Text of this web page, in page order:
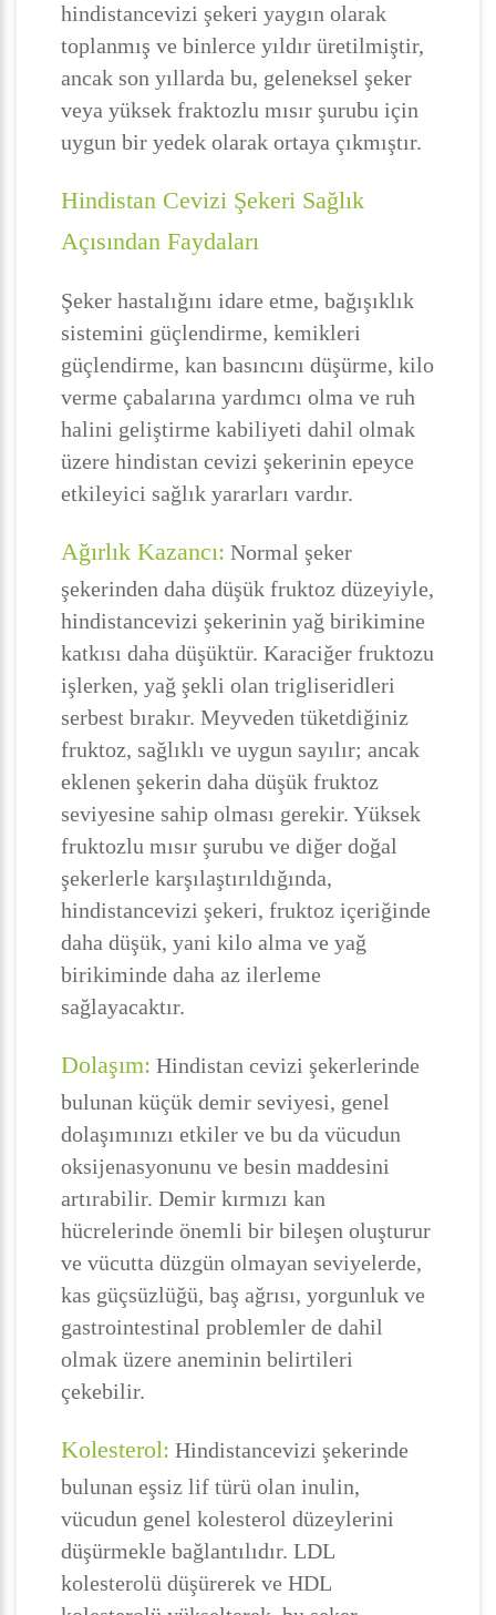
hindistancevizi şekeri yaygın olarak
toplanmış ve binlerce yıldır üretilmiştir,
ancak son yıllarda bu, geleneksel şeker
veya yüksek fraktozlu mısır şurubu için
uygun bir yedek olarak ortaya çıkmıştır.
Hindistan Cevizi Şekeri Sağlık
Açısından Faydaları
Şeker hastalığını idare etme, bağışıklık
sistemini güçlendirme, kemikleri
güçlendirme, kan basıncını düşürme, kilo
verme çabalarına yardımcı olma ve ruh
halini geliştirme kabiliyeti dahil olmak
üzere hindistan cevizi şekerinin epeyce
etkileyici sağlık yararları vardır.
Ağırlık Kazancı: Normal şeker
şekerinden daha düşük fruktoz düzeyiyle,
hindistancevizi şekerinin yağ birikimine
katkısı daha düşüktür. Karaciğer fruktozu
işlerken, yağ şekli olan trigliseridleri
serbest bırakır. Meyveden tüketdiğiniz
fruktoz, sağlıklı ve uygun sayılır; ancak
eklenen şekerin daha düşük fruktoz
seviyesine sahip olması gerekir. Yüksek
fruktozlu mısır şurubu ve diğer doğal
şekerlerle karşılaştırıldığında,
hindistancevizi şekeri, fruktoz içeriğinde
daha düşük, yani kilo alma ve yağ
birikiminde daha az ilerleme
sağlayacaktır.
Dolaşım: Hindistan cevizi şekerlerinde
bulunan küçük demir seviyesi, genel
dolaşımınızı etkiler ve bu da vücudun
oksijenasyonunu ve besin maddesini
artırabilir. Demir kırmızı kan
hücrelerinde önemli bir bileşen oluşturur
ve vücutta düzgün olmayan seviyelerde,
kas güçsüzlüğü, baş ağrısı, yorgunluk ve
gastrointestinal problemler de dahil
olmak üzere aneminin belirtileri
çekebilir.
Kolesterol: Hindistancevizi şekerinde
bulunan eşsiz lif türü olan inulin,
vücudun genel kolesterol düzeylerini
düşürmekle bağlantılıdır. LDL
kolesterolü düşürerek ve HDL